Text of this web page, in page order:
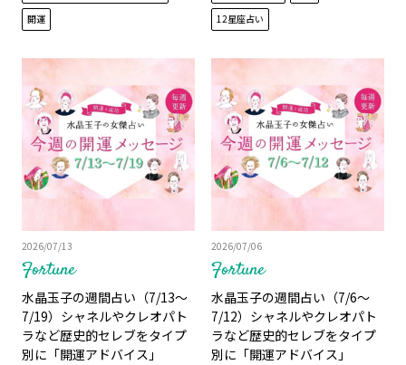
開運
12星座占い
Fortune
2026/07/13
水晶玉子の週間占い（7/13～
7/19）シャネルやクレオパト
ラなど歴史的セレブをタイプ
別に「開運アドバイス」
Fortune
2026/07/06
水晶玉子の週間占い（7/6～
7/12）シャネルやクレオパト
ラなど歴史的セレブをタイプ
別に「開運アドバイス」